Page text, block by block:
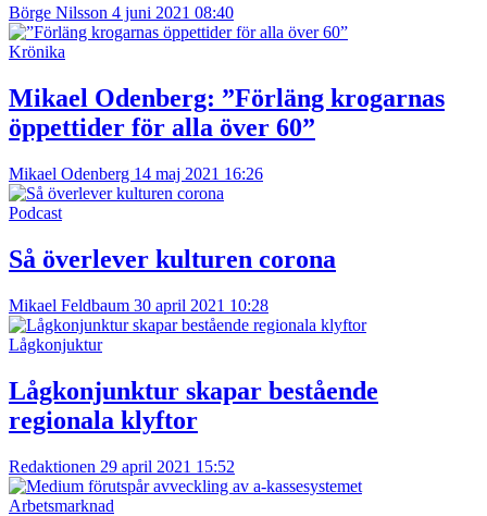
Börge Nilsson 4 juni 2021 08:40
Krönika
Mikael Odenberg: ”Förläng krogarnas
öppettider för alla över 60”
Mikael Odenberg 14 maj 2021 16:26
Podcast
Så överlever kulturen corona
Mikael Feldbaum 30 april 2021 10:28
Lågkonjuktur
Lågkonjunktur skapar bestående
regionala klyftor
Redaktionen 29 april 2021 15:52
Arbetsmarknad